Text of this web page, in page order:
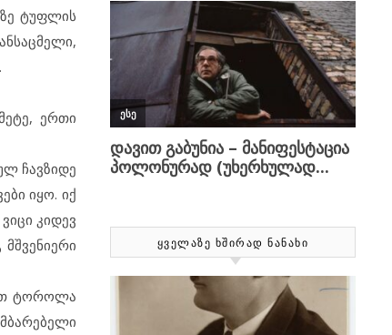
ტუფლის
ერთი
ჩავზიდე
იყო. იქ
კიდევ
ტოროლა
ᲧᲕᲔᲚᲐᲖᲔ ᲮᲨᲘᲠᲐᲓ ᲜᲐᲜᲐᲮᲘ